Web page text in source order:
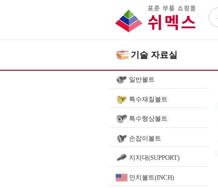
기술 자료실
일반볼트
특수재질볼트
특수형상볼트
손잡이볼트
지지대(SUPPORT)
인치볼트(INCH)